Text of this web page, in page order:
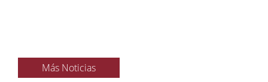
Más Noticias